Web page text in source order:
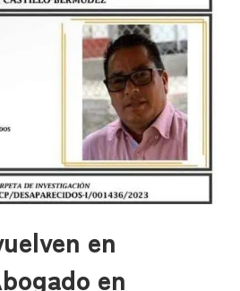
en
en